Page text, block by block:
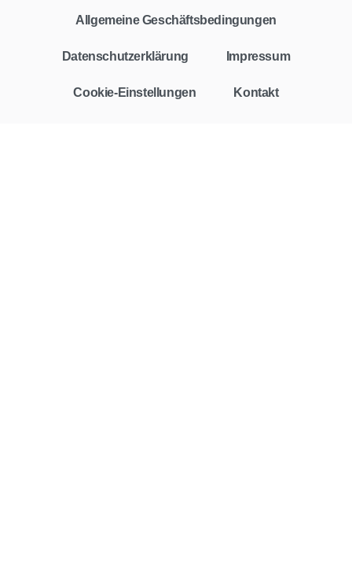
Allgemeine Geschäftsbedingungen
Datenschutzerklärung Impressum
Cookie-Einstellungen Kontakt